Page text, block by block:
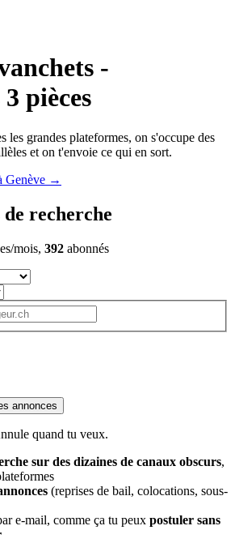
-
pièces
les grandes plateformes, on s'occupe des
et on t'envoie ce qui en sort.
Genève →
recherche
mois, 392 abonnés
annonces
quand tu veux.
sur des dizaines de canaux obscurs,
(reprises de bail, colocations, sous-
e-mail, comme ça tu peux postuler sans